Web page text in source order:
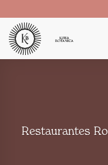
al
contenido
Restaurantes